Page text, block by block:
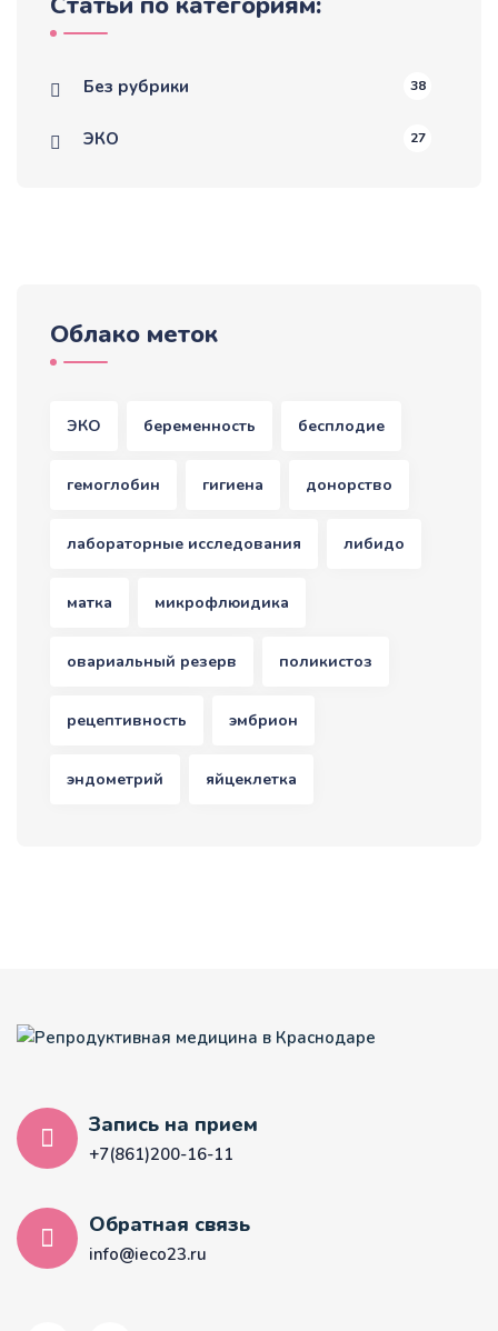
Без рубрики 38
ЭКО 27
Облако меток
ЭКО беременность бесплодие
гемоглобин гигиена донорство
лабораторные исследования либидо
матка микрофлюидика
овариальный резерв поликистоз
рецептивность эмбрион
эндометрий яйцеклетка
Запись на прием
+7(861)200-16-11
Обратная связь
info@ieco23.ru